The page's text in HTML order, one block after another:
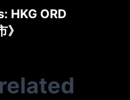
HKG ORD
》
related